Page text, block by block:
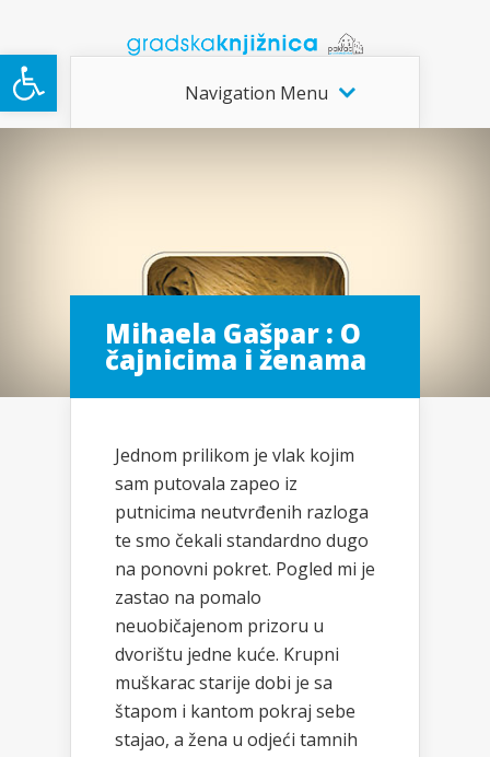
Open toolbar
Navigation Menu
Mihaela Gašpar : O
čajnicima i ženama
Jednom prilikom je vlak kojim
sam putovala zapeo iz
putnicima neutvrđenih razloga
te smo čekali standardno dugo
na ponovni pokret. Pogled mi je
zastao na pomalo
neuobičajenom prizoru u
dvorištu jedne kuće. Krupni
muškarac starije dobi je sa
štapom i kantom pokraj sebe
stajao, a žena u odjeći tamnih